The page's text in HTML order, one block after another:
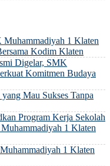
Muhammadiyah 1 Klaten
Kodim Klaten
Digelar, SMK
Komitmen Budaya
Mau Sukses Tanpa
Program Kerja Sekolah
1 Klaten
1 Klaten